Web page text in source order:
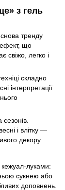
з гель
тренду
що
свіжо, легко і
складно
інтерпретації
і влітку —
декору.
луками:
сукнею або
доповнень.